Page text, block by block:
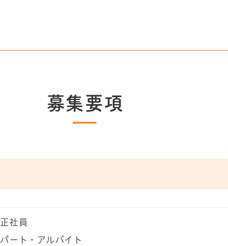
募集要項
正社員
パート・アルバイト